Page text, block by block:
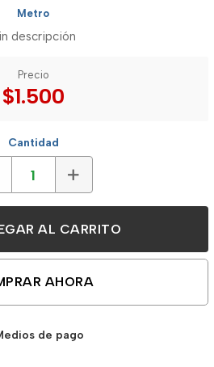
Metro
descripción
Precio
$1.500
Cantidad
AL CARRITO
AHORA
de pago